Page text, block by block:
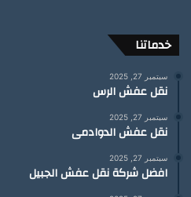
خدماتنا
سبتمبر 27, 2025
نقل عفش الرس
سبتمبر 27, 2025
نقل عفش الدوادمى
سبتمبر 27, 2025
افضل شركة نقل عفش الجبيل